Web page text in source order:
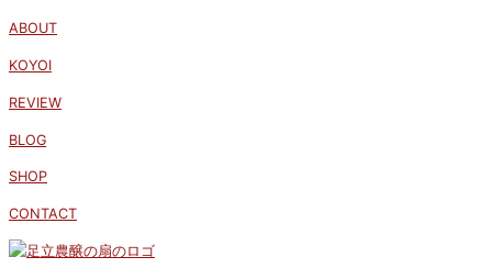
ABOUT
KOYOI
REVIEW
BLOG
SHOP
CONTACT